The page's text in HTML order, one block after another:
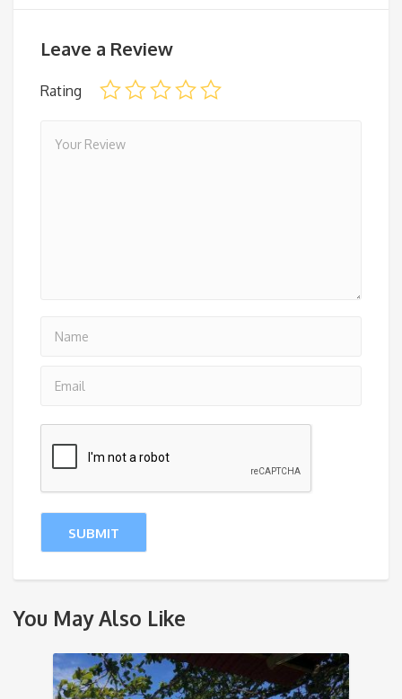
Leave a Review
Rating
You May Also Like